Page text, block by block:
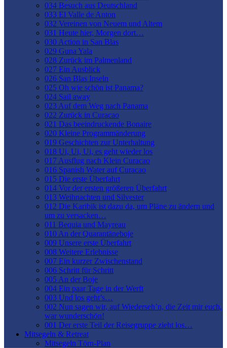
034 Besuch aus Deutschland
033 El Valle de Anton
032 Vereinen von Neuem und Altem
031 Heute hier, Morgen dort…
030 Action in San Blas
029 Guna Yala
028 Zurück im Palmenland
027 Ein Ausblick
026 San Blas Inseln
025 Oh wie schön ist Panama?
024 Sail away
023 Auf dem Weg nach Panama
022 Zurück in Curacao
021 Das beeindruckende Bonaire
020 Kleine Programmänderung
019 Geschichten zur Unterhaltung
018 Ui, Ui, Ui, es geht wieder los
017 Ausflug nach Klein Curacao
016 Spanish Water auf Curacao
015 Die erste Überfahrt
014 Vor der ersten größeren Überfahrt
013 Weihnachten und Silvester
012 Die Karibik ist dazu da, um Pläne zu ändern und
um zu versacken…
011 Bequia und Mayreau
010 An der Quarantäneboje
009 Unsere erste Überfahrt
008 Weitere Erlebnisse
007 Ein kurzer Zwischenstand
006 Schritt für Schritt
005 An der Boje
004 Ein paar Tage in der Werft
003 Und los geht’s…
002 Nun sagen wir, auf Wiederseh’n, die Zeit mir euch,
war wunderschön!
001 Der erste Teil der Reisegruppe zieht los…
Mitsegeln & Retreat
Mitsegeln Törn-Plan